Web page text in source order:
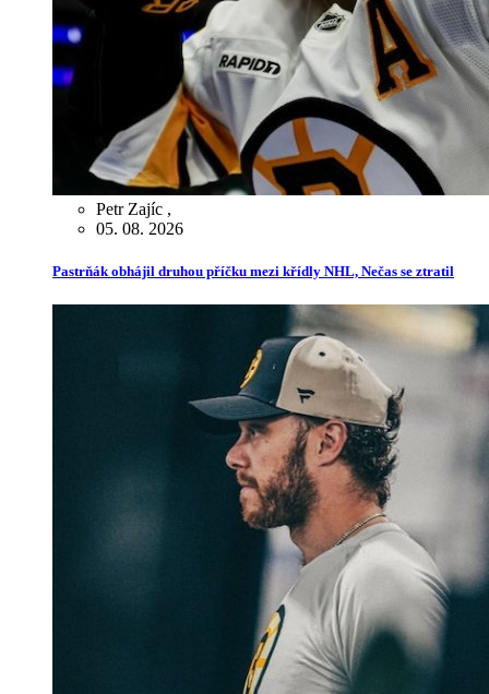
Petr Zajíc ,
05. 08. 2026
Pastrňák obhájil druhou příčku mezi křídly NHL, Nečas se ztratil